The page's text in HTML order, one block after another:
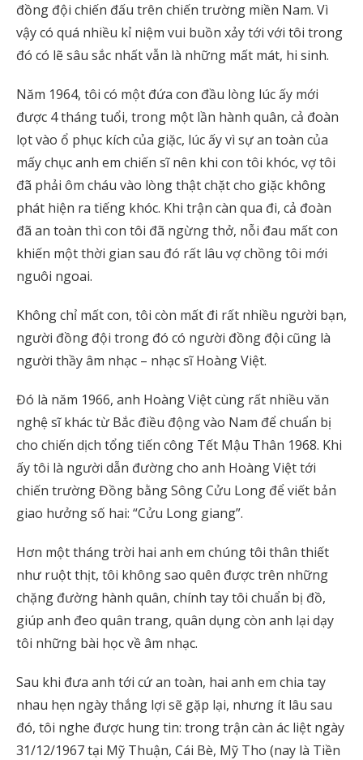
đồng đội chiến đấu trên chiến trường miền Nam. Vì
vậy có quá nhiều kỉ niệm vui buồn xảy tới với tôi trong
đó có lẽ sâu sắc nhất vẫn là những mất mát, hi sinh.
Năm 1964, tôi có một đứa con đầu lòng lúc ấy mới
được 4 tháng tuổi, trong một lần hành quân, cả đoàn
lọt vào ổ phục kích của giặc, lúc ấy vì sự an toàn của
mấy chục anh em chiến sĩ nên khi con tôi khóc, vợ tôi
đã phải ôm cháu vào lòng thật chặt cho giặc không
phát hiện ra tiếng khóc. Khi trận càn qua đi, cả đoàn
đã an toàn thì con tôi đã ngừng thở, nỗi đau mất con
khiến một thời gian sau đó rất lâu vợ chồng tôi mới
nguôi ngoai.
Không chỉ mất con, tôi còn mất đi rất nhiều người bạn,
người đồng đội trong đó có người đồng đội cũng là
người thầy âm nhạc – nhạc sĩ Hoàng Việt.
Đó là năm 1966, anh Hoàng Việt cùng rất nhiều văn
nghệ sĩ khác từ Bắc điều động vào Nam để chuẩn bị
cho chiến dịch tổng tiến công Tết Mậu Thân 1968. Khi
ấy tôi là người dẫn đường cho anh Hoàng Việt tới
chiến trường Đồng bằng Sông Cửu Long để viết bản
giao hưởng số hai: “Cửu Long giang”.
Hơn một tháng trời hai anh em chúng tôi thân thiết
như ruột thịt, tôi không sao quên được trên những
chặng đường hành quân, chính tay tôi chuẩn bị đồ,
giúp anh đeo quân trang, quân dụng còn anh lại dạy
tôi những bài học về âm nhạc.
Sau khi đưa anh tới cứ an toàn, hai anh em chia tay
nhau hẹn ngày thắng lợi sẽ gặp lại, nhưng ít lâu sau
đó, tôi nghe được hung tin: trong trận càn ác liệt ngày
31/12/1967 tại Mỹ Thuận, Cái Bè, Mỹ Tho (nay là Tiền